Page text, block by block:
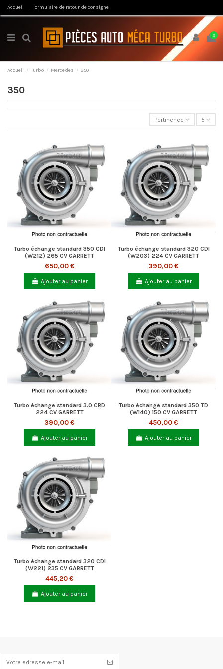
Accueil Formulaire de retour de consigne
0
Accueil Turbo Mercedes 350
350
Pertinence 5
Turbo échange standard 350 CDI
(W212) 265 CV GARRETT
650,00 €
Ajouter au panier
Turbo échange standard 320 CDI
(W203) 224 CV GARRETT
390,00 €
Ajouter au panier
Turbo échange standard 3.0 CRD
224 CV GARRETT
390,00 €
Ajouter au panier
Turbo échange standard 350 TD
(W140) 150 CV GARRETT
450,00 €
Ajouter au panier
Turbo échange standard 320 CDI
(W221) 235 CV GARRETT
445,20 €
Ajouter au panier